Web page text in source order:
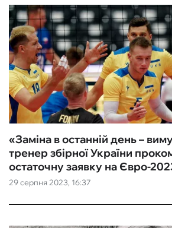
29 серпня 2023, 16:37
«Заміна в останній день –
тренер збірної України
остаточну заявку на Євро-